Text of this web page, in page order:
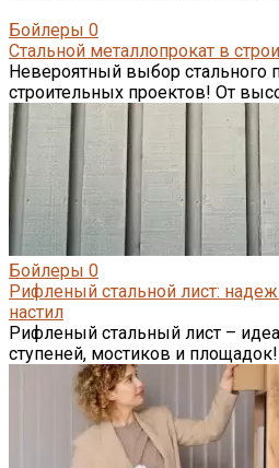
Бойлеры 0
Стальной металлопрокат в
Невероятный выбор стального
строительных проектов! От
Бойлеры 0
Рифленый стальной лист:
настил
Рифленый стальный лист –
ступеней, мостиков и